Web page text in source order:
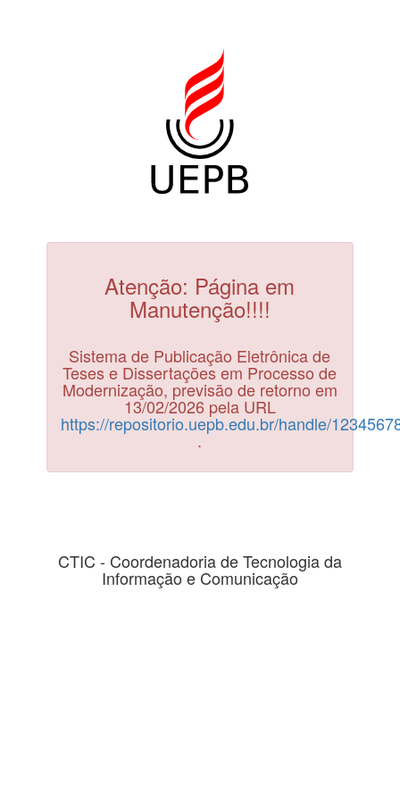
Atenção: Página em
Manutenção!!!!
Sistema de Publicação Eletrônica de
Teses e Dissertações em Processo de
Modernização, previsão de retorno em
13/02/2026 pela URL
https://repositorio.uepb.edu.br/handle/
.
CTIC - Coordenadoria de Tecnologia da
Informação e Comunicação